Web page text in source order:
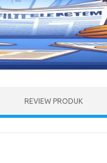
REVIEW PRODUK